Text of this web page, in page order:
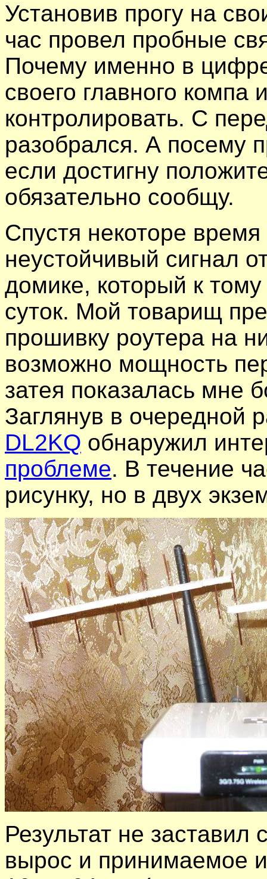
Установив прогу на
час провел пробные
Почему именно в
своего главного компа
контролировать. С
разобрался. А посему
если достигну
обязательно сообщу.
Спустя некоторе
неустойчивый сигнал
домике, который к
суток. Мой товарищ
прошивку роутера на
возможно мощность
затея показалась мне
Заглянув в очередной
DL2KQ обнаружил
проблеме. В течение
рисунку, но в двух
Результат не заставил
вырос и принимаемое